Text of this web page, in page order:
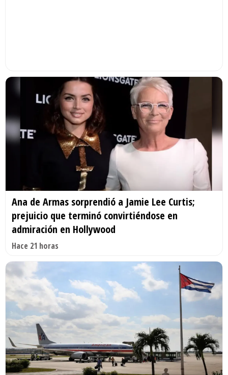
Ana de Armas sorprendió a Jamie Lee Curtis;
prejuicio que terminó convirtiéndose en
admiración en Hollywood
Hace 21 horas